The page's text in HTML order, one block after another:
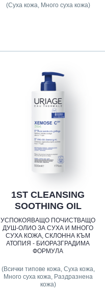
(Суха кожа, Много суха кожа)
1ST CLEANSING
SOOTHING OIL
УСПОКОЯВАЩО ПОЧИСТВАЩО
ДУШ-ОЛИО ЗА СУХА И МНОГО
СУХА КОЖА, СКЛОННА КЪМ
АТОПИЯ - БИОРАЗГРАДИМА
ФОРМУЛА
(Всички типове кожа, Суха кожа,
Много суха кожа, Раздразнена
кожа)